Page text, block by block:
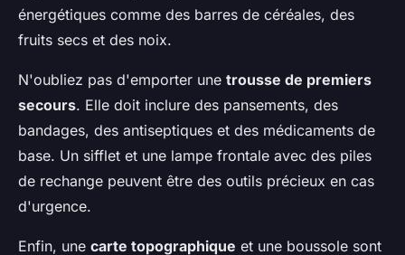
énergétiques comme des barres de céréales, des
fruits secs et des noix.
N'oubliez pas d'emporter une trousse de premiers
secours. Elle doit inclure des pansements, des
bandages, des antiseptiques et des médicaments de
base. Un sifflet et une lampe frontale avec des piles
de rechange peuvent être des outils précieux en cas
d'urgence.
Enfin, une carte topographique et une boussole sont